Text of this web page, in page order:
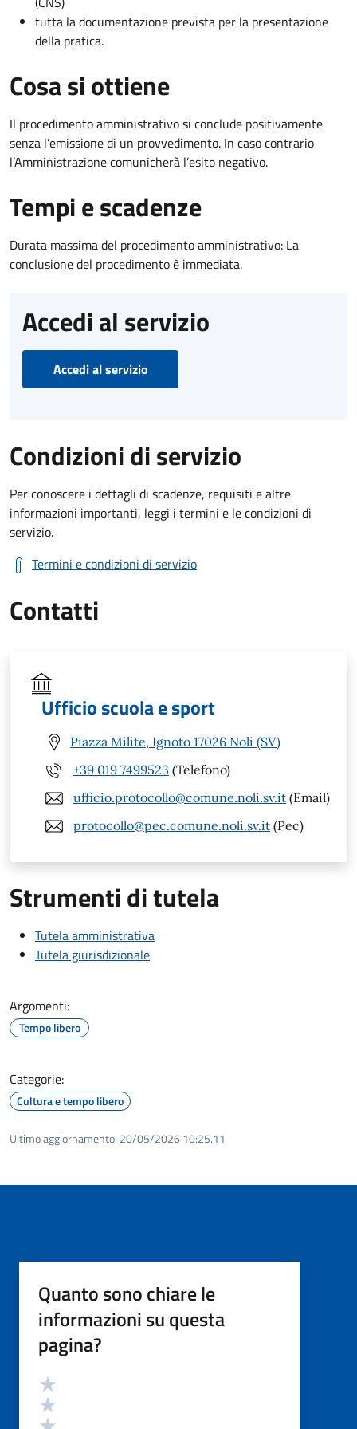
tutta la documentazione prevista per la presentazione
della pratica.
Cosa si ottiene
Il procedimento amministrativo si conclude positivamente
senza l’emissione di un provvedimento. In caso contrario
l’Amministrazione comunicherà l’esito negativo.
Tempi e scadenze
Durata massima del procedimento amministrativo: La
conclusione del procedimento è immediata.
Accedi al servizio
Accedi al servizio
Condizioni di servizio
Per conoscere i dettagli di scadenze, requisiti e altre
informazioni importanti, leggi i termini e le condizioni di
servizio.
Termini e condizioni di servizio
Contatti
Ufficio scuola e sport
Piazza Milite, Ignoto 17026 Noli (SV)
+39 019 7499523 (Telefono)
ufficio.protocollo@comune.noli.sv.it (Email)
protocollo@pec.comune.noli.sv.it (Pec)
Strumenti di tutela
Tutela amministrativa
Tutela giurisdizionale
Argomenti:
Tempo libero
Categorie:
Cultura e tempo libero
Ultimo aggiornamento: 20/05/2026 10:25.11
Quanto sono chiare le
informazioni su questa
pagina?
Valutazione